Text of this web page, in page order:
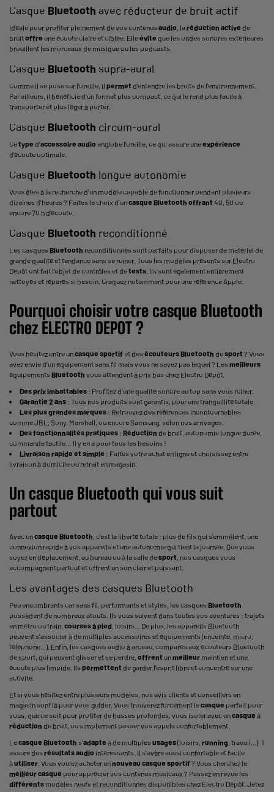
Casque Bluetooth avec réducteur de bruit actif
Idéale pour profiter pleinement de vos contenus audio, laréduction active de
bruitoffre une écoute claire et ciblée. Elleévite que les ondes sonores extérieures
brouillent les morceaux de musique ou les podcasts.
Casque Bluetooth supra-aural
Comme il se pose sur l'oreille, il permet d'entendre les bruits de l'environnement.
Par ailleurs, il bénéficie d'un format plus compact, ce qui le rend plus facile à
transporter et plus léger à porter.
Casque Bluetooth circum-aural
Cetype d'accessoire audio englobe l'oreille, ce qui assure uneexpérience
d'écoute optimale.
Casque Bluetooth longue autonomie
Vous êtes à la recherche d'un modèle capable de fonctionner pendant plusieurs
dizaines d'heures ? Faites le choix d'uncasque Bluetooth offrant 40, 50 ou
encore 70 h d'écoute.
Casque Bluetooth reconditionné
Les casques Bluetooth reconditionnés sont parfaits pour disposer de matériel de
grande qualité et tendance sans se ruiner. Tous les modèles présents sur Electro
Dépôt ont fait l'objet de contrôles et detests. Ils sont également entièrement
nettoyés et réparés si besoin. Craquez notamment pour une référence Apple.
Pourquoi choisir votre casque Bluetooth
chez ELECTRO DEPOT ?
Vous hésitez entre uncasque sportifet des écouteursBluetooth desport ? Vous
avez envie d'un équipement sans fil mais vous ne savez pas lequel ? Les meilleurs
équipements Bluetooth vous attendent à prix bas chez Electro Dépôt.
Des prix imbattables : Profitez d’une qualité sonore au top sans vous ruiner.
Garantie 2 ans : Tous nos produits sont garantis, pour une tranquillité totale.
Les plus grandes marques : Retrouvez des références incontournables
comme JBL, Sony, Marshall, ou encore Samsung, selon nos arrivages.
Des fonctionnalités pratiques : Réduction de bruit, autonomie longue durée,
commande tactile… Il y en a pour tous les besoins !
Livraison rapide et simple : Faites votre achat en ligne et choisissez entre
livraison à domicile ou retrait en magasin.
Un casque Bluetooth qui vous suit
partout
Avec uncasque Bluetooth, c’est la liberté totale : plus de fils qui s’emmêlent, une
connexion rapide à vos appareils et une autonomie qui tient la journée. Que vous
soyez en déplacement, au bureau ou à la salle desport, nos casques vous
accompagnent partout et offrent un son clair et puissant.
Les avantages des casques Bluetooth
Peu encombrants car sans fil, performants et stylés, les casques Bluetooth
possèdent de nombreux atouts. Ils vous suivent dans toutes vos aventures : trajets
en métro ou train, courses à pied, loisirs... De plus, les appareils Bluetooth
peuvent s'associer à de multiples accessoires et équipements (enceinte, micro,
téléphone...). Enfin, les casques audio à arceau, comparés aux écouteurs Bluetooth
de sport, qui peuvent glisser et se perdre, offrent unmeilleur maintien et une
écoute plus limpide. Ils permettent de garder l'esprit libre et concentré sur une
activité.
Et si vous hésitez entre plusieurs modèles, nos avis clients et conseillers en
magasin sont là pour vous guider. Vous trouverez forcément lecasque parfait pour
vous, que ce soit pour profiter de basses profondes, vous isoler avec uncasque à
réduction de bruit, ou simplement passer vos appels confortablement.
Lecasque Bluetooth s'adapte à de multiples usages(loisirs, running, travail...). Il
assure des résultatsaudio intéressants. Il s'avère aussi confortable et facile
àutiliser. Vous voulez acheter unnouveau casque sportif? Vous cherchez le
meilleur casque pour apprécier vos contenus musicaux ? Passez en revue les
différents modèles neufs et reconditionnés disponibles chez Electro Dépôt. Jetez